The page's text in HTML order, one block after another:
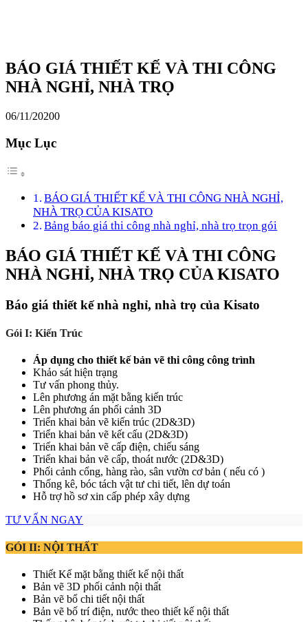
BÁO GIÁ THIẾT KẾ VÀ THI CÔNG
NHÀ NGHỈ, NHÀ TRỌ
06/11/20200
Mục Lục
BÁO GIÁ THIẾT KẾ VÀ THI CÔNG NHÀ NGHỈ,
NHÀ TRỌ CỦA KISATO
Bảng báo giá thi công nhà nghỉ, nhà trọ trọn gói
BÁO GIÁ THIẾT KẾ VÀ THI CÔNG
NHÀ NGHỈ, NHÀ TRỌ CỦA KISATO
Báo giá thiết kế nhà nghỉ, nhà trọ của Kisato
Gói I: Kiến Trúc
Áp dụng cho thiết kế bản vẽ thi công công trình
Khảo sát hiện trạng
Tư vấn phong thủy.
Lên phương án mặt bằng kiến trúc
Lên phương án phối cảnh 3D
Triển khai bản vẽ kiến trúc (2D&3D)
Triển khai bản vẽ kết cấu (2D&3D)
Triển khai bản vẽ cấp điện, chiếu sáng
Triển khai bản vẽ cấp, thoát nước (2D&3D)
Phối cảnh cổng, hàng rào, sân vườn cơ bản ( nếu có )
Thống kê, bóc tách vật tư chi tiết, lên dự toán
Hỗ trợ hồ sơ xin cấp phép xây dựng
TƯ VẤN NGAY
GÓI II: NỘI THẤT
Thiết Kế mặt bằng thiết kế nội thất
Bản vẽ 3D phối cảnh nội thất
Bản vẽ bổ chi tiết nội thất
Bản vẽ bố trí điện, nước theo thiết kế nội thất